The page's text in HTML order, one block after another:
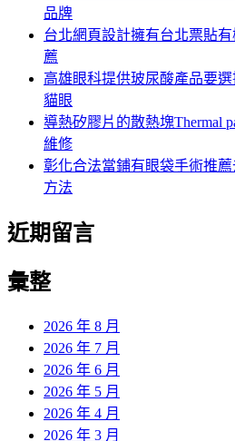
品牌
台北網頁設計擁有台北票貼
薦
高雄眼科提供玻尿酸產品要
貓眼
導熱矽膠片的散熱塊Thermal
維修
彰化合法當鋪有眼袋手術推
方法
近期留言
彙整
2026 年 8 月
2026 年 7 月
2026 年 6 月
2026 年 5 月
2026 年 4 月
2026 年 3 月